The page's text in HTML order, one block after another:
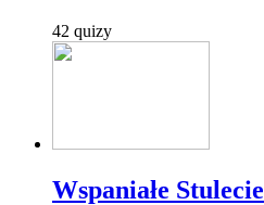
42 quizy
Wspaniałe Stulecie